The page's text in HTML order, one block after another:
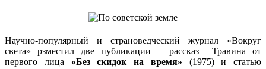
Научно-популярный и страноведческий журнал «Вокруг
света» рзместил две публикации – рассказ Травина от
первого лица «Без скидок на время» (1975) и статью